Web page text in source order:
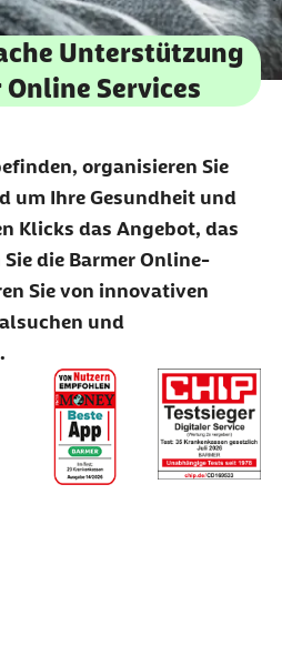
Unterstützung
Services
organisieren Sie
um Ihre Gesundheit und
Klicks das Angebot, das
die Barmer Online-
Sie von innovativen
und